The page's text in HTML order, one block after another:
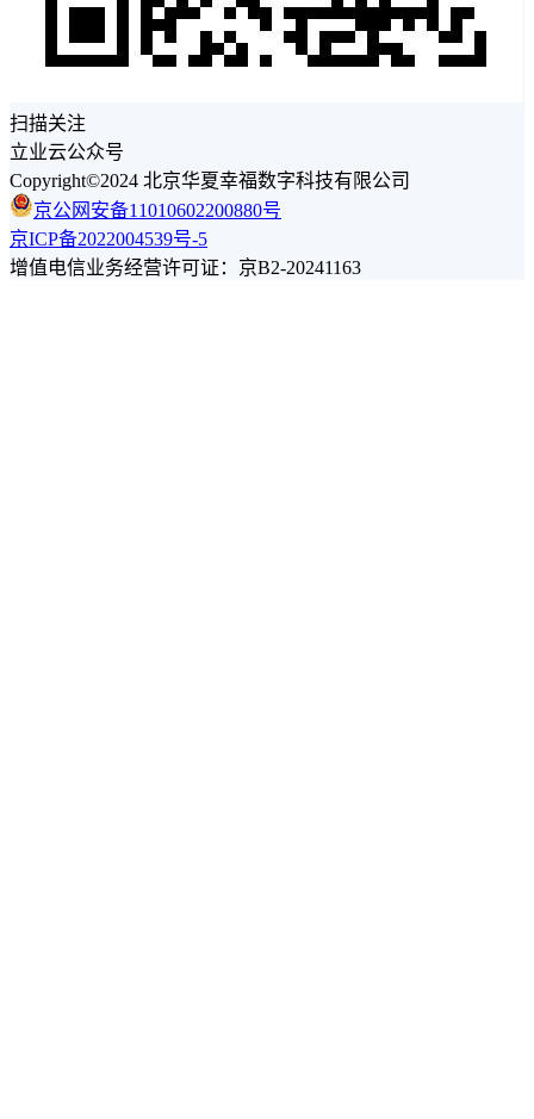
扫描关注
立业云公众号
Copyright©2024 北京华夏幸福数字科技有限公司
京公网安备11010602200880号
京ICP备2022004539号-5
增值电信业务经营许可证：京B2-20241163